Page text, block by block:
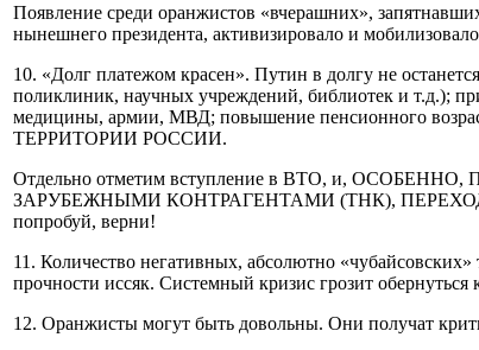
Появление среди оранжистов «вчерашних»,
нынешнего президента, активизировало и
10. «Долг платежом красен». Путин в долгу не
поликлиник, научных учреждений, библиотек и т.д.);
медицины, армии, МВД; повышение пенсионного
ТЕРРИТОРИИ РОССИИ.
Отдельно отметим вступление в ВТО, и,
ЗАРУБЕЖНЫМИ КОНТРАГЕНТАМИ (ТНК), ПЕРЕХОД
попробуй, верни!
11. Количество негативных, абсолютно
прочности иссяк. Системный кризис грозит обернуться
12. Оранжисты могут быть довольны. Они получат